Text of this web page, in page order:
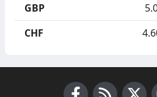
GBP
CHF